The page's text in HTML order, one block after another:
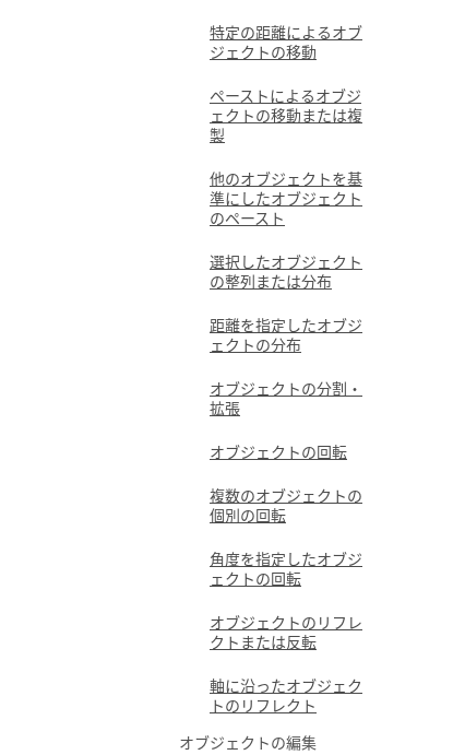
特定の距離によるオブ
ジェクトの移動
ペーストによるオブジ
ェクトの移動または複
製
他のオブジェクトを基
準にしたオブジェクト
のペースト
選択したオブジェクト
の整列または分布
距離を指定したオブジ
ェクトの分布
オブジェクトの分割・
拡張
オブジェクトの回転
複数のオブジェクトの
個別の回転
角度を指定したオブジ
ェクトの回転
オブジェクトのリフレ
クトまたは反転
軸に沿ったオブジェク
トのリフレクト
オブジェクトの編集